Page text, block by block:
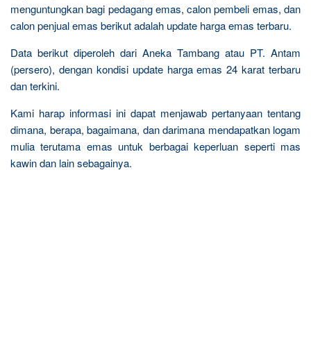
menguntungkan bagi pedagang emas, calon pembeli emas, dan
calon penjual emas berikut adalah update harga emas terbaru.
Data berikut diperoleh dari Aneka Tambang atau PT. Antam
(persero), dengan kondisi update harga emas 24 karat terbaru
dan terkini.
Kami harap informasi ini dapat menjawab pertanyaan tentang
dimana, berapa, bagaimana, dan darimana mendapatkan logam
mulia terutama emas untuk berbagai keperluan seperti mas
kawin dan lain sebagainya.